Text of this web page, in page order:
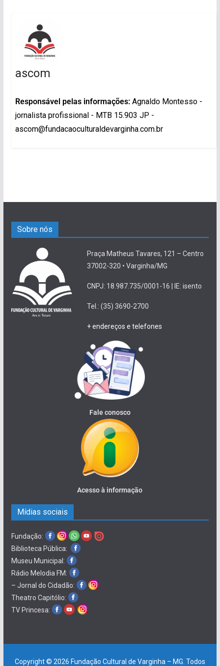
ascom
Responsável pelas informações:Agnaldo Montesso -
jornalista profissional - MTB 15.903 JP -
ascom@fundacaoculturaldevarginha.com.br
Sobre nós
Praça Matheus Tavares, 121 – Centro
37002-320 • Varginha/MG
CNPJ: 18.987.735/0001-16 | IE: isento
Tel.: (35) 3690-2700
+ endereços e telefones
Fale conosco
Acesso à informação
Mídias sociais
Fundação:
Biblioteca Pública:
Museu Municipal:
Rádio Melodia FM:
– Jornal do Cidadão:
Theatro Capitólio:
TV Princesa:
Copyright © 2026 Fundação Cultural de Varginha – MG . Todos